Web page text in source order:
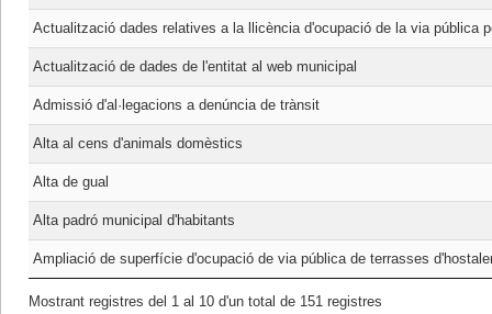
Actualització dades relatives a la llicència d'ocupació de la via pública
Actualització de dades de l'entitat al web municipal
Admissió d'al·legacions a denúncia de trànsit
Alta al cens d'animals domèstics
Alta de gual
Alta padró municipal d'habitants
Ampliació de superfície d'ocupació de via pública de terrasses
Mostrant registres del 1 al 10 d'un total de 151 registres